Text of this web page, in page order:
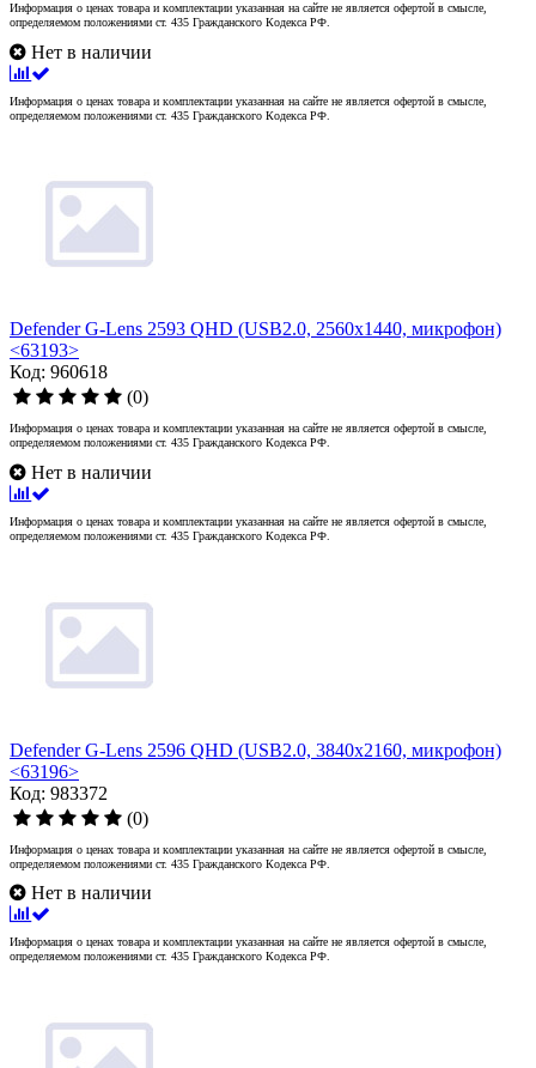
Информация о ценах товара и комплектации указанная на сайте не является офертой в смысле,
определяемом положениями ст. 435 Гражданского Кодекса РФ.
Нет в наличии
Информация о ценах товара и комплектации указанная на сайте не является офертой в смысле,
определяемом положениями ст. 435 Гражданского Кодекса РФ.
Defender G-Lens 2593 QHD (USB2.0, 2560x1440, микрофон)
<63193>
Код: 960618
(0)
Информация о ценах товара и комплектации указанная на сайте не является офертой в смысле,
определяемом положениями ст. 435 Гражданского Кодекса РФ.
Нет в наличии
Информация о ценах товара и комплектации указанная на сайте не является офертой в смысле,
определяемом положениями ст. 435 Гражданского Кодекса РФ.
Defender G-Lens 2596 QHD (USB2.0, 3840x2160, микрофон)
<63196>
Код: 983372
(0)
Информация о ценах товара и комплектации указанная на сайте не является офертой в смысле,
определяемом положениями ст. 435 Гражданского Кодекса РФ.
Нет в наличии
Информация о ценах товара и комплектации указанная на сайте не является офертой в смысле,
определяемом положениями ст. 435 Гражданского Кодекса РФ.